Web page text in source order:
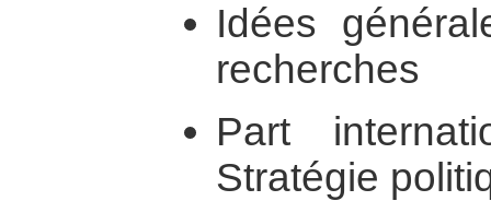
Idées
recherches
Part
Stratégie